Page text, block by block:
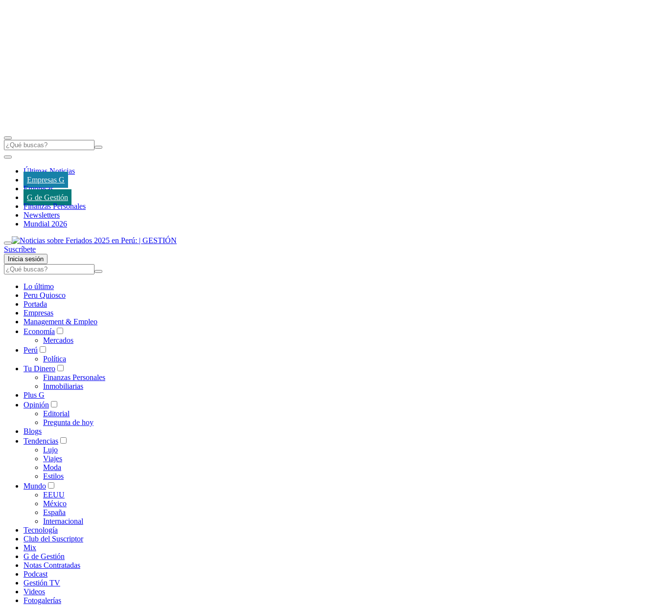
Últimas Noticias
Empresas G
Empresas
G de Gestión
Finanzas Personales
Newsletters
Mundial 2026
Suscríbete
Inicia sesión
Lo último
Peru Quiosco
Portada
Empresas
Management & Empleo
Economía
Mercados
Perú
Política
Tu Dinero
Finanzas Personales
Inmobiliarias
Plus G
Opinión
Editorial
Pregunta de hoy
Blogs
Tendencias
Lujo
Viajes
Moda
Estilos
Mundo
EEUU
México
España
Internacional
Tecnología
Club del Suscriptor
Mix
G de Gestión
Notas Contratadas
Podcast
Gestión TV
Videos
Fotogalerías